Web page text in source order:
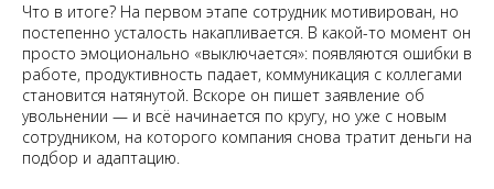
Что в итоге? На первом этапе сотрудник мотивирован, но
постепенно усталость накапливается. В какой-то момент он
просто эмоционально «выключается»: появляются ошибки в
работе, продуктивность падает, коммуникация с коллегами
становится натянутой. Вскоре он пишет заявление об
увольнении — и всё начинается по кругу, но уже с новым
сотрудником, на которого компания снова тратит деньги на
подбор и адаптацию.